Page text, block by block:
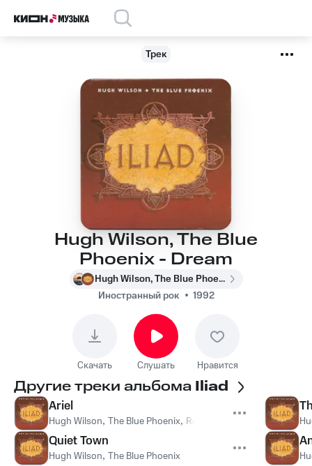
Трек
Hugh Wilson, The Blue
Phoenix - Dream
Hugh Wilson, The Blue Phoenix
Иностранный рок
1992
Скачать Слушать Нравится
Другие треки альбома Iliad
Ariel
Hugh Wilson, The Blue Phoenix, Rowland Moye
Quiet Town
Hugh Wilson, The Blue Phoenix